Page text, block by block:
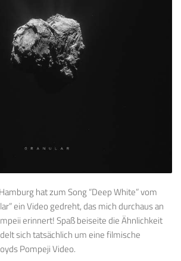
hat zum Song “Deep White” vom
ein Video gedreht, das mich durchaus an
erinnert! Spaß beiseite die Ähnlichkeit
sich tatsächlich um eine filmische
Pompeji Video.